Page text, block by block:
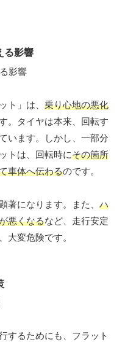
る影響
ト」は、 乗り心地の悪化
。タイヤは本来、回転す
います。しかし、一部分
トは、回転時にその箇所
車体へ伝わるのです。
著になります。また、 ハ
悪くなるなど、走行安定
大変危険です。
するためにも、フラット